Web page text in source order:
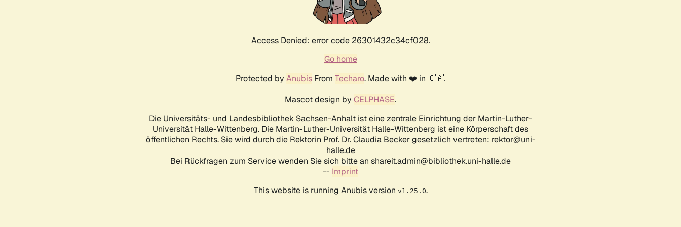
Access Denied: error code 26301432c34cf028.
Go home
Protected by Anubis From Techaro. Made with ❤️ in 🇨🇦.
Mascot design by CELPHASE.
Die Universitäts- und Landesbibliothek Sachsen-Anhalt ist eine zentrale Einrichtung der Martin-Luther-
Universität Halle-Wittenberg. Die Martin-Luther-Universität Halle-Wittenberg ist eine Körperschaft des
öffentlichen Rechts. Sie wird durch die Rektorin Prof. Dr. Claudia Becker gesetzlich vertreten: rektor@uni-
halle.de
Bei Rückfragen zum Service wenden Sie sich bitte an shareit.admin@bibliothek.uni-halle.de
-- Imprint
This website is running Anubis version v1.25.0.